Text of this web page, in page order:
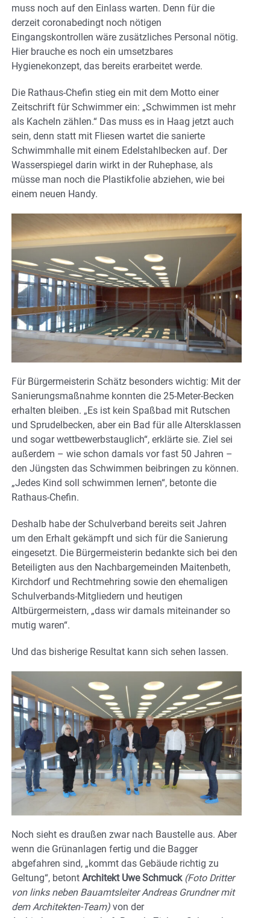
muss noch auf den Einlass warten. Denn für die
derzeit coronabedingt noch nötigen
Eingangskontrollen wäre zusätzliches Personal nötig.
Hier brauche es noch ein umsetzbares
Hygienekonzept, das bereits erarbeitet werde.
Die Rathaus-Chefin stieg ein mit dem Motto einer
Zeitschrift für Schwimmer ein: „Schwimmen ist mehr
als Kacheln zählen.“ Das muss es in Haag jetzt auch
sein, denn statt mit Fliesen wartet die sanierte
Schwimmhalle mit einem Edelstahlbecken auf. Der
Wasserspiegel darin wirkt in der Ruhephase, als
müsse man noch die Plastikfolie abziehen, wie bei
einem neuen Handy.
Für Bürgermeisterin Schätz besonders wichtig: Mit der
Sanierungsmaßnahme konnten die 25-Meter-Becken
erhalten bleiben. „Es ist kein Spaßbad mit Rutschen
und Sprudelbecken, aber ein Bad für alle Altersklassen
und sogar wettbewerbstauglich“, erklärte sie. Ziel sei
außerdem – wie schon damals vor fast 50 Jahren –
den Jüngsten das Schwimmen beibringen zu können.
„Jedes Kind soll schwimmen lernen“, betonte die
Rathaus-Chefin.
Deshalb habe der Schulverband bereits seit Jahren
um den Erhalt gekämpft und sich für die Sanierung
eingesetzt. Die Bürgermeisterin bedankte sich bei den
Beteiligten aus den Nachbargemeinden Maitenbeth,
Kirchdorf und Rechtmehring sowie den ehemaligen
Schulverbands-Mitgliedern und heutigen
Altbürgermeistern, „dass wir damals miteinander so
mutig waren“.
Und das bisherige Resultat kann sich sehen lassen.
Noch sieht es draußen zwar nach Baustelle aus. Aber
wenn die Grünanlagen fertig und die Bagger
abgefahren sind, „kommt das Gebäude richtig zu
Geltung“, betont Architekt Uwe Schmuck (Foto Dritter
von links neben Bauamtsleiter Andreas Grundner mit
dem Architekten-Team) von der